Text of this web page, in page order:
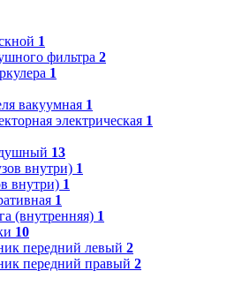
1
фильтра 2
1
вакуумная 1
электрическая 1
13
внутри) 1
внутри) 1
1
(внутренняя) 1
10
передний левый 2
передний правый 2